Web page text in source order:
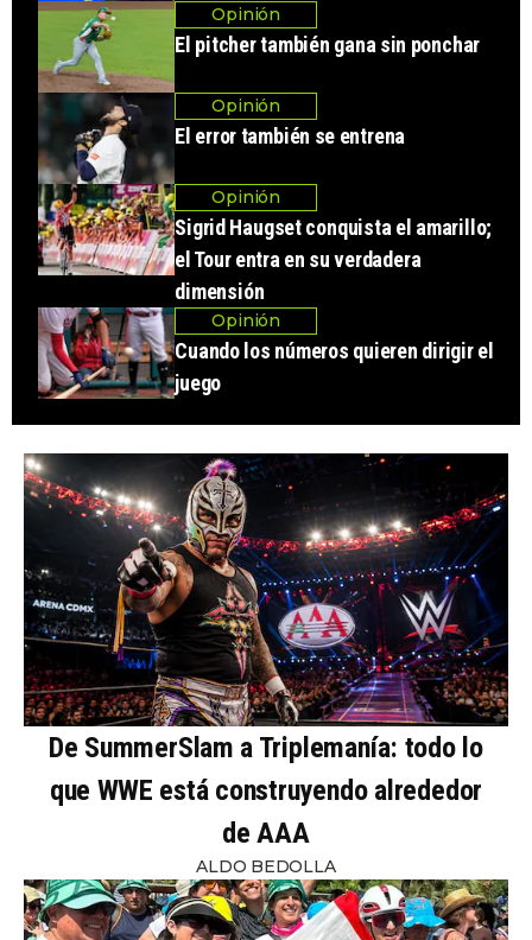
Opinión
El pitcher también gana sin ponchar
Opinión
El error también se entrena
Opinión
Sigrid Haugset conquista el amarillo;
el Tour entra en su verdadera
dimensión
Opinión
Cuando los números quieren dirigir el
juego
De SummerSlam a Triplemanía: todo lo
que WWE está construyendo alrededor
de AAA
ALDO BEDOLLA